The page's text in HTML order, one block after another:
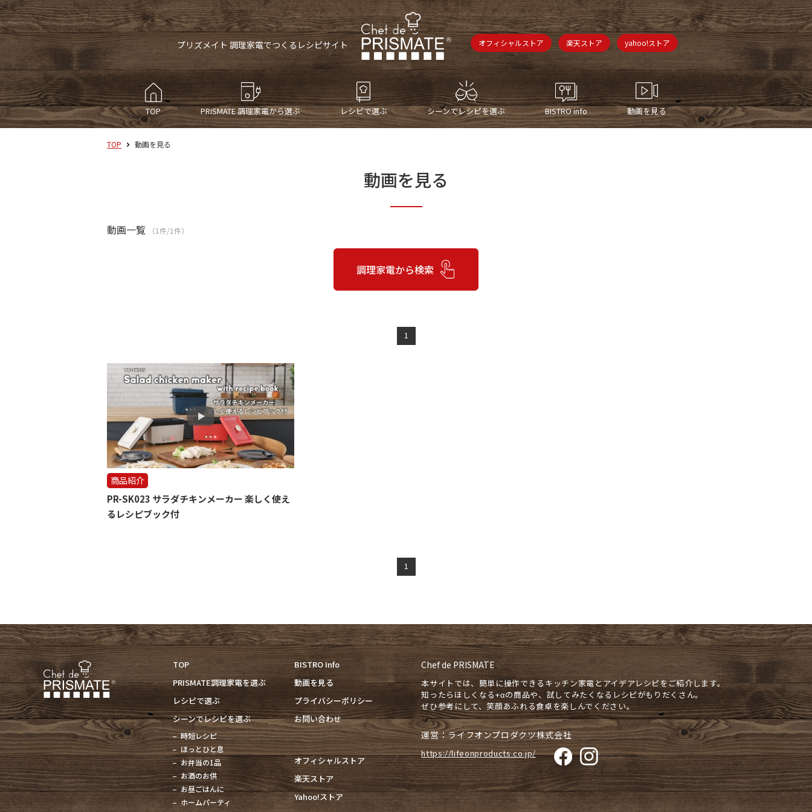
プリズメイト 調理家電でつくるレシピサイト オフィシャルストア 楽天ストア yahoo!ストア
TOP PRISMATE調理家電から選ぶ レシピで選ぶ シーンでレシピを選ぶ BISTRO info 動画を見る
TOP 動画を見る
動画を見る
動画一覧 （1件/1件）
調理家電から検索
1
商品紹介
PR-SK023 サラダチキンメーカー 楽しく使え
るレシピブック付
1
TOP
PRISMATE調理家電を選ぶ
レシピで選ぶ
シーンでレシピを選ぶ
時短レシピ
ほっとひと息
お弁当の1品
お酒のお供
お昼ごはんに
ホームパーティ
BISTRO Info
動画を見る
プライバシーポリシー
お問い合わせ
オフィシャルストア
楽天ストア
Yahoo!ストア
Chef de PRISMATE
本サイトでは、簡単に操作できるキッチン家電とアイデアレシピをご紹介します。
知ったらほしくなる+αの商品や、試してみたくなるレシピがもりだくさん。
ぜひ参考にして、笑顔あふれる食卓を楽しんでください。
運営：ライフオンプロダクツ株式会社
https://lifeonproducts.co.jp/